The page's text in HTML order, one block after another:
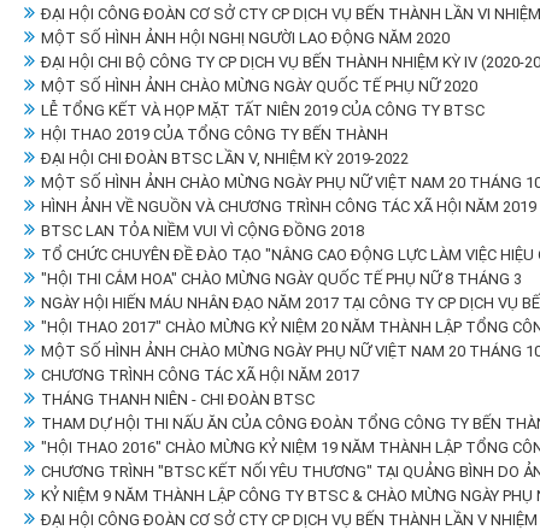
ĐẠI HỘI CÔNG ĐOÀN CƠ SỞ CTY CP DỊCH VỤ BẾN THÀNH LẦN VI
MỘT SỐ HÌNH ẢNH HỘI NGHỊ NGƯỜI LAO ĐỘNG NĂM 2020
ĐẠI HỘI CHI BỘ CÔNG TY CP DỊCH VỤ BẾN THÀNH NHIỆM KỲ IV (2020-
MỘT SỐ HÌNH ẢNH CHÀO MỪNG NGÀY QUỐC TẾ PHỤ NỮ 2020
LỄ TỔNG KẾT VÀ HỌP MẶT TẤT NIÊN 2019 CỦA CÔNG TY BTSC
HỘI THAO 2019 CỦA TỔNG CÔNG TY BẾN THÀNH
ĐẠI HỘI CHI ĐOÀN BTSC LẦN V, NHIỆM KỲ 2019-2022
MỘT SỐ HÌNH ẢNH CHÀO MỪNG NGÀY PHỤ NỮ VIỆT NAM 20 THÁNG
HÌNH ẢNH VỀ NGUỒN VÀ CHƯƠNG TRÌNH CÔNG TÁC XÃ HỘI NĂM 2019
BTSC LAN TỎA NIỀM VUI VÌ CỘNG ĐỒNG 2018
TỔ CHỨC CHUYÊN ĐỀ ĐÀO TẠO "NÂNG CAO ĐỘNG LỰC LÀM VIỆC
"HỘI THI CẮM HOA" CHÀO MỪNG NGÀY QUỐC TẾ PHỤ NỮ 8 THÁNG 3
NGÀY HỘI HIẾN MÁU NHÂN ĐẠO NĂM 2017 TẠI CÔNG TY CP DỊCH VỤ
"HỘI THAO 2017" CHÀO MỪNG KỶ NIỆM 20 NĂM THÀNH LẬP TỔNG
MỘT SỐ HÌNH ẢNH CHÀO MỪNG NGÀY PHỤ NỮ VIỆT NAM 20 THÁNG
CHƯƠNG TRÌNH CÔNG TÁC XÃ HỘI NĂM 2017
THÁNG THANH NIÊN - CHI ĐOÀN BTSC
THAM DỰ HỘI THI NẤU ĂN CỦA CÔNG ĐOÀN TỔNG CÔNG TY BẾN
"HỘI THAO 2016" CHÀO MỪNG KỶ NIỆM 19 NĂM THÀNH LẬP TỔNG
CHƯƠNG TRÌNH "BTSC KẾT NỐI YÊU THƯƠNG" TẠI QUẢNG BÌNH DO
KỶ NIỆM 9 NĂM THÀNH LẬP CÔNG TY BTSC & CHÀO MỪNG NGÀY
ĐẠI HỘI CÔNG ĐOÀN CƠ SỞ CTY CP DỊCH VỤ BẾN THÀNH LẦN V